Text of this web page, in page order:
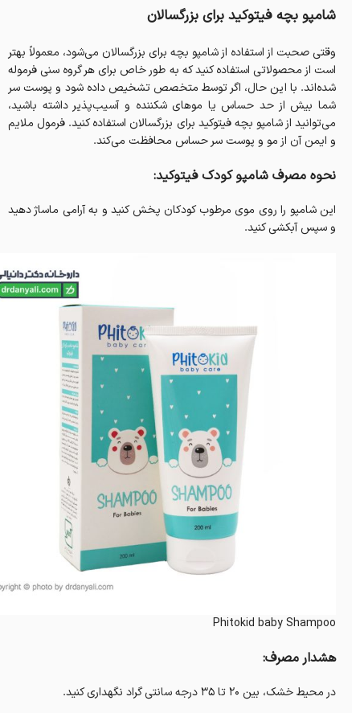
شامپو بچه فیتوکید برای بزرگسالان
وقتی صحبت از استفاده از شامپو بچه برای بزرگسالان می‌شود، معمولاً بهتر
است از محصولاتی استفاده کنید که به طور خاص برای هر گروه سنی فرموله
شده‌اند. با این حال، اگر توسط متخصص تشخیص داده شود و پوست سر
شما بیش از حد حساس یا موهای شکننده و آسیب‌پذیر داشته باشید،
می‌توانید از شامپو بچه فیتوکید برای بزرگسالان استفاده کنید. فرمول ملایم
و ایمن آن از مو و پوست سر حساس محافظت می‌کند.
نحوه مصرف شامپو کودک فیتوکید:
این شامپو را روی موی مرطوب کودکان پخش کنید و به آرامی ماساژ دهید
و سپس آبکشی کنید.
Phitokid baby Shampoo
هشدار مصرف:
در محیط خشک، بین 20 تا 35 درجه سانتی گراد نگهداری کنید.